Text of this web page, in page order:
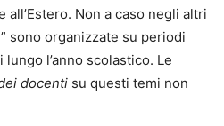
all’Estero. Non a caso negli altri
sono organizzate su periodi
l’anno scolastico. Le
docenti su questi temi non